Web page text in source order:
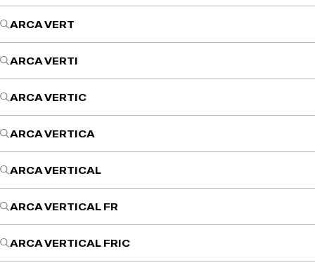
ARCA VERT
ARCA VERTI
ARCA VERTIC
ARCA VERTICA
ARCA VERTICAL
ARCA VERTICAL FR
ARCA VERTICAL FRIC